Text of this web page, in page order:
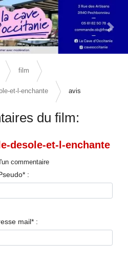
Next
film
et-l-enchante avis
du film:
desole-et-l-enchante
commentaire
:
mail* :